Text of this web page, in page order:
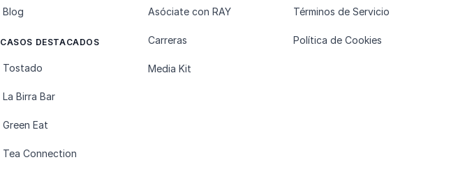
Blog
CASOS DESTACADOS
Tostado
La Birra Bar
Green Eat
Tea Connection
Asóciate con RAY
Carreras
Media Kit
Términos de Servicio
Política de Cookies